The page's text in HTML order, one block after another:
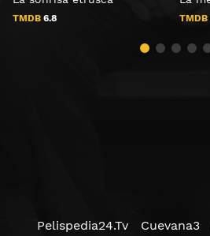
TMDB 6.8 TMDB
Pelispedia24.Tv Cuevana3